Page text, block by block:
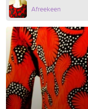
Afreekeen